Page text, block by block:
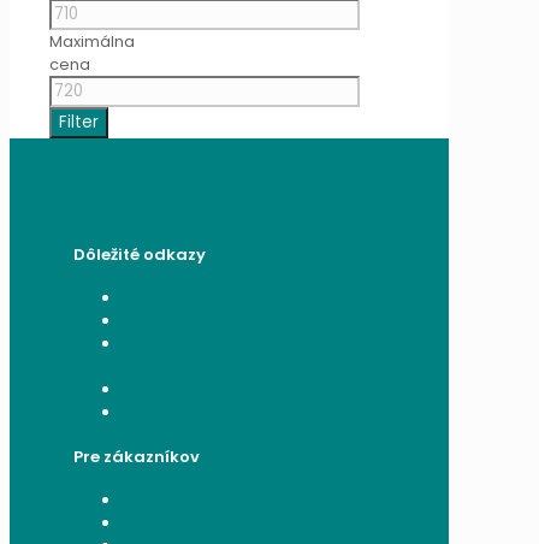
Maximálna
cena
Filter
Dôležité odkazy
Pre zákazníkov